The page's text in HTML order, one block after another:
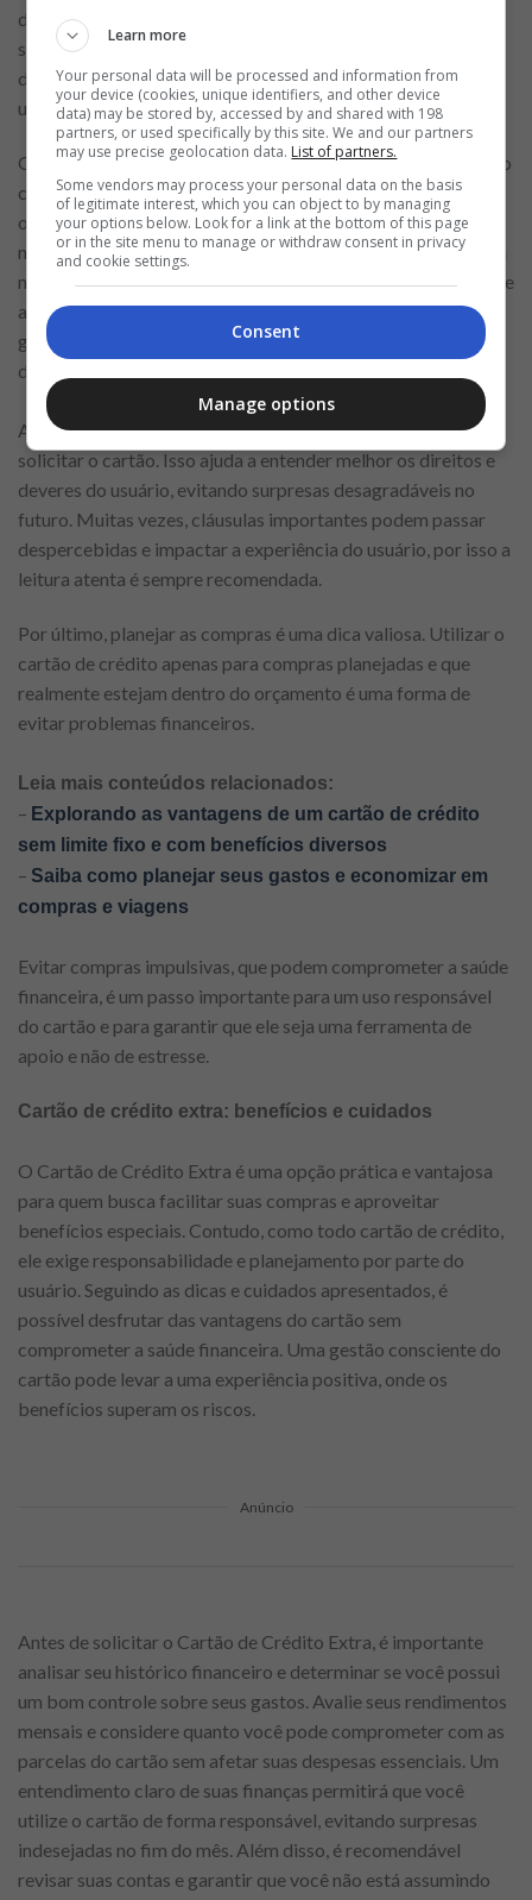
dívida ao longo do tempo. O ideal é pagar o total da fatura
sempre que possível, o que ajuda a evitar surpresas e
dificuldades financeiras que podem impactar a vida do
usuário.
Outro ponto importante é ficar atento às taxas associadas ao
cartão, como anuidade e juros. Comparar essas taxas com
outras opções disponíveis no mercado pode ser fundamental
na hora de decidir se o Cartão de Crédito Extra é realmente a
melhor escolha para o seu perfil financeiro. Informar-se sobre
as taxas e condições do cartão é um passo importante para
garantir uma escolha consciente e evitar surpresas
desagradáveis.
Além disso, é essencial ler os termos e condições antes de
solicitar o cartão. Isso ajuda a entender melhor os direitos e
deveres do usuário, evitando surpresas desagradáveis no
futuro. Muitas vezes, cláusulas importantes podem passar
despercebidas e impactar a experiência do usuário, por isso a
leitura atenta é sempre recomendada.
Por último, planejar as compras é uma dica valiosa. Utilizar o
cartão de crédito apenas para compras planejadas e que
realmente estejam dentro do orçamento é uma forma de
evitar problemas financeiros.
Leia mais conteúdos relacionados:
– Explorando as vantagens de um cartão de crédito
sem limite fixo e com benefícios diversos
– Saiba como planejar seus gastos e economizar em
compras e viagens
Evitar compras impulsivas, que podem comprometer a saúde
financeira, é um passo importante para um uso responsável
do cartão e para garantir que ele seja uma ferramenta de
apoio e não de estresse.
Cartão de crédito extra: benefícios e cuidados
O Cartão de Crédito Extra é uma opção prática e vantajosa
para quem busca facilitar suas compras e aproveitar
benefícios especiais. Contudo, como todo cartão de crédito,
ele exige responsabilidade e planejamento por parte do
usuário. Seguindo as dicas e cuidados apresentados, é
possível desfrutar das vantagens do cartão sem
comprometer a saúde financeira. Uma gestão consciente do
cartão pode levar a uma experiência positiva, onde os
benefícios superam os riscos.
Anúncio
Antes de solicitar o Cartão de Crédito Extra, é importante
analisar seu histórico financeiro e determinar se você possui
um bom controle sobre seus gastos. Avalie seus rendimentos
mensais e considere quanto você pode comprometer com as
parcelas do cartão sem afetar suas despesas essenciais. Um
entendimento claro de suas finanças permitirá que você
utilize o cartão de forma responsável, evitando surpresas
indesejadas no fim do mês. Além disso, é recomendável
revisar suas contas e garantir que você não está assumindo
Learn more
Your personal data will be processed and information from
your device (cookies, unique identifiers, and other device
data) may be stored by, accessed by and shared with 198
partners, or used specifically by this site. We and our partners
may use precise geolocation data. List of partners.
Some vendors may process your personal data on the basis
of legitimate interest, which you can object to by managing
your options below. Look for a link at the bottom of this page
or in the site menu to manage or withdraw consent in privacy
and cookie settings.
Consent
Manage options